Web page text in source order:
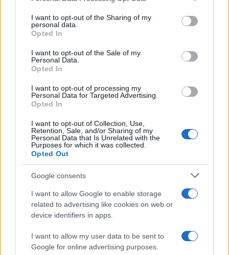
not limited to your visit or usage behaviour. You may click to
grant or deny consent to Google and its third-party tags to
use your data for below specified purposes in below Google
consent section.
I want to opt-out of the Sharing of my
personal data.
Opted In
I want to opt-out of the Sale of my
Personal Data.
Opted In
I want to opt-out of processing my
Personal Data for Targeted Advertising.
Opted In
I want to opt-out of Collection, Use,
Retention, Sale, and/or Sharing of my
Personal Data that Is Unrelated with the
Purposes for which it was collected.
Opted Out
Google consents
I want to allow Google to enable storage
related to advertising like cookies on web or
device identifiers in apps.
I want to allow my user data to be sent to
Google for online advertising purposes.
14:40 05.05.26
ΤτΕ: Στα 4,7 δισ. ευρώ τα καθαρά κέρδη για τις
τράπεζες το 2025